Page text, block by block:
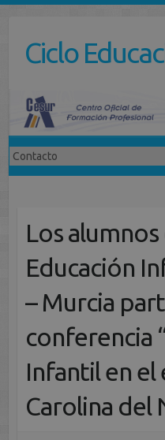
contenidoCiclo
Los
Educación
– Murcia
conferencia
Infantil en el
Carolina del